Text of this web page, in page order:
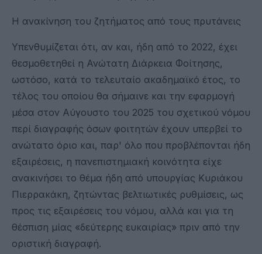
H ανακίνηση του ζητήματος από τους πρυτάνεις
Υπενθυμίζεται ότι, αν και, ήδη από το 2022, έχει
θεσμοθετηθεί η Ανώτατη Διάρκεια Φοίτησης,
ωστόσο, κατά το τελευταίο ακαδημαϊκό έτος, το
τέλος του οποίου θα σήμαινε και την εφαρμογή
μέσα στον Αύγουστο του 2025 του σχετικού νόμου
περί διαγραφής όσων φοιτητών έχουν υπερβεί το
ανώτατο όριο και, παρ' όλο που προβλέπονται ήδη
εξαιρέσεις, η πανεπιστημιακή κοινότητα είχε
ανακινήσει το θέμα ήδη από υπουργίας Κυριάκου
Πιερρακάκη, ζητώντας βελτιωτικές ρυθμίσεις, ως
προς τις εξαιρέσεις του νόμου, αλλά και για τη
θέσπιση μίας «δεύτερης ευκαιρίας» πριν από την
οριστική διαγραφή.